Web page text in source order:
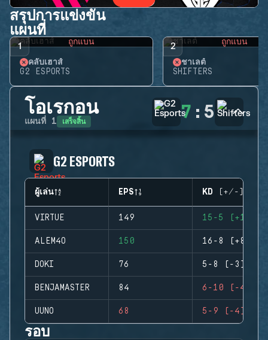
สรุปการแข่งขัน
แผนที่
1 ถูกแบน
คลับเฮาส์
G2 ESPORTS
2 ถูกแบน
ชาเลต์
SHIFTERS
โอเรกอน
แผนที่ 1 เสร็จสิ้น 7 : 5
G2 ESPORTS
ผู้เล่น EPS KD (+/-)
VIRTUE 149 15-5 (+10)
ALEM4O 150 16-8 (+8)
DOKI 76 5-8 (-3)
BENJAMASTER 84 6-10 (-4)
UUNO 68 5-9 (-4)
รอบ